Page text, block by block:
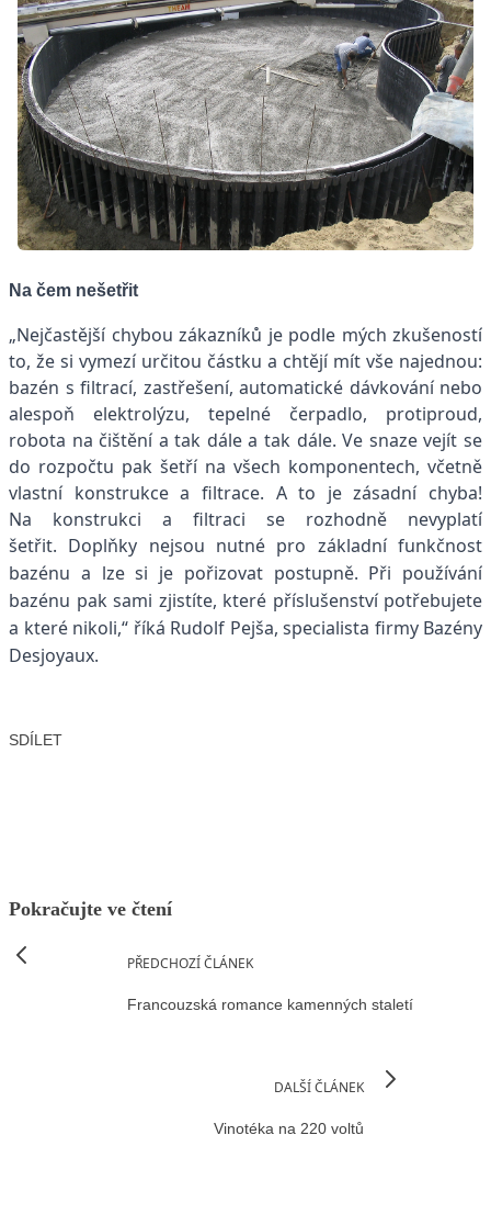
Na čem nešetřit
„Nejčastější chybou zákazníků je podle mých zkušeností
to, že si vymezí určitou částku a chtějí mít vše najednou:
bazén s filtrací, zastřešení, automatické dávkování nebo
alespoň elektrolýzu, tepelné čerpadlo, protiproud,
robota na čištění a tak dále a tak dále. Ve snaze vejít se
do rozpočtu pak šetří na všech komponentech, včetně
vlastní konstrukce a filtrace. A to je zásadní chyba!
Na konstrukci a filtraci se rozhodně nevyplatí
šetřit. Doplňky nejsou nutné pro základní funkčnost
bazénu a lze si je pořizovat postupně. Při používání
bazénu pak sami zjistíte, které příslušenství potřebujete
a které nikoli,“ říká Rudolf Pejša, specialista firmy Bazény
Desjoyaux.
SDÍLET
Pokračujte ve čtení
PŘEDCHOZÍ ČLÁNEK
Francouzská romance kamenných staletí
DALŠÍ ČLÁNEK
Vinotéka na 220 voltů